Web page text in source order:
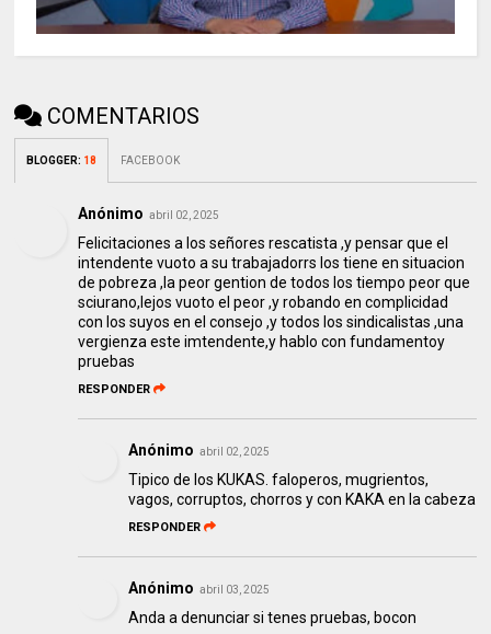
COMENTARIOS
BLOGGER: 18 FACEBOOK
Anónimo abril 02, 2025
Felicitaciones a los señores rescatista ,y pensar que el
intendente vuoto a su trabajadorrs los tiene en situacion
de pobreza ,la peor gention de todos los tiempo peor que
sciurano,lejos vuoto el peor ,y robando en complicidad
con los suyos en el consejo ,y todos los sindicalistas ,una
vergienza este imtendente,y hablo con fundamentoy
pruebas
RESPONDER
Anónimo abril 02, 2025
Tipico de los KUKAS. faloperos, mugrientos,
vagos, corruptos, chorros y con KAKA en la cabeza
RESPONDER
Anónimo abril 03, 2025
Anda a denunciar si tenes pruebas, bocon